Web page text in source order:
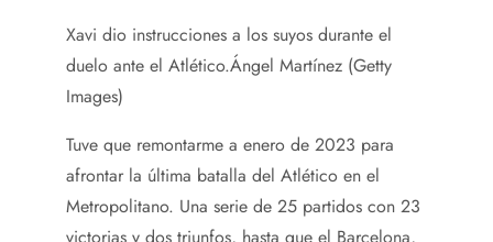
Xavi dio instrucciones a los suyos durante el
duelo ante el Atlético.Ángel Martínez (Getty
Images)
Tuve que remontarme a enero de 2023 para
afrontar la última batalla del Atlético en el
Metropolitano. Una serie de 25 partidos con 23